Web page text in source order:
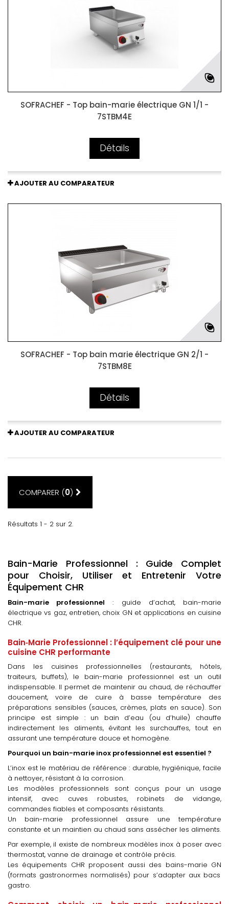
SOFRACHEF - Top bain-marie électrique GN 1/1 -
7STBM4E
Détails
AJOUTER AU COMPARATEUR
SOFRACHEF - Top bain marie électrique GN 2/1 -
7STBM8E
Détails
AJOUTER AU COMPARATEUR
COMPARER (0)
Résultats 1 - 2 sur 2.
Bain-Marie Professionnel : Guide Complet
pour Choisir, Utiliser et Entretenir Votre
Équipement CHR
Bain-marie professionnel : guide d’achat, bain-marie
électrique vs gaz, entretien, choix GN et applications en cuisine
CHR.
Bain‑Marie Professionnel : l’équipement clé pour une
cuisine CHR performante
Dans les cuisines professionnelles (restaurants, hôtels,
traiteurs, buffets), le bain-marie professionnel est un outil
indispensable. Il permet de maintenir au chaud, de réchauffer
doucement, voire de cuire à basse température des
préparations sensibles (sauces, crèmes, plats en sauce). Son
principe est simple : un bain d’eau (ou d’huile) chauffe
indirectement les aliments, évitant les surchauffes, tout en
assurant une température douce et homogène.
Pourquoi un bain-marie inox professionnel est essentiel ?
L’inox est le matériau de référence : durable, hygiénique, facile
à nettoyer, résistant à la corrosion.
Les modèles professionnels sont conçus pour un usage
intensif, avec cuves robustes, robinets de vidange,
commandes fiables et composants résistants.
Un bain-marie professionnel assure une température
constante et un maintien au chaud sans assécher les aliments.
Par exemple, il existe de nombreux modèles inox à poser avec
thermostat, vanne de drainage et contrôle précis.
Les équipements CHR proposent aussi des bains-marie GN
(formats gastronormes normalisés) pour s’adapter aux bacs
gastro.